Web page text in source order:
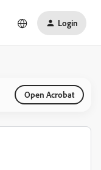
Login
Open Acrobat